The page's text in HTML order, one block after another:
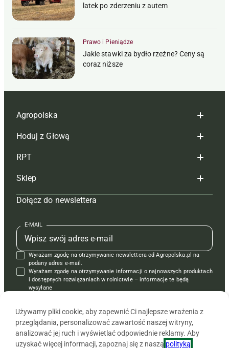
latek po zderzeniu z autem
Prawo i Pieniądze
Jakie stawki za bydło rzeźne? Ceny są
coraz niższe
Agropolska
Redakcja
Reklama
Tagi
Mapa serwisu
Kontakt
Regulamin
Polityka prywatności
Hoduj z Głową
Hoduj z głową bydło
Hoduj z głową świnie
Prenumerata
Redakcja
Kontakt
Reklama
RPT
Redakcja
Prenumerata
Reklama
Kontakt
Krzyżówki
Sklep
Czasopisma i prenumerata
Książki
Regulamin
Dołącz do newslettera
E-MAIL
Wyrażam zgodę na otrzymywanie newslettera od Agropolska.pl na
podany adres e-mail.
Wyrażam zgodę na otrzymywanie informacji o najnowszych produktach
i dostępnych rozwiązaniach w rolnictwie – informacje te będą
wysyłane
Używamy pliki cookie, aby zapewnić Ci najlepsze wrażenia z
przeglądania, personalizować zawartość naszej witryny,
analizować jej ruch i wyświetlać odpowiednie reklamy. Aby
uzyskać więcej informacji, zapoznaj się z naszą polityką